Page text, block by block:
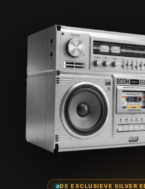
DE EXCLUSIEVE SILVER